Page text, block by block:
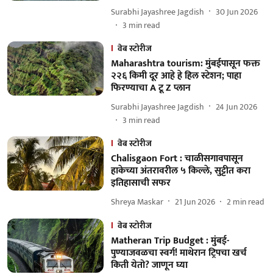
Surabhi Jayashree Jagdish
30 Jun 2026
3 min read
वेब स्टोरीज
Maharashtra tourism: मुंबईपासून फक्त
२२६ किमी दूर आहे हे हिल स्टेशन; पाहा
फिरण्याचा A टू Z प्लान
Surabhi Jayashree Jagdish
24 Jun 2026
3 min read
वेब स्टोरीज
Chalisgaon Fort : चाळीसगावपासून
हाकेच्या अंतरावरील ५ किल्ले, सुट्टीत करा
इतिहासाची सफर
Shreya Maskar 21 Jun 2026 2min read
वेब स्टोरीज
Matheran Trip Budget : मुंबई-
पुण्याजवळचा स्वर्ग! माथेरान ट्रिपचा खर्च
किती येतो? जाणून घ्या